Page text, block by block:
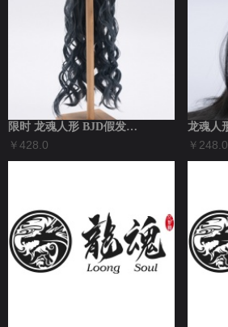
限时 龙魂人形 BJD假发造型发 月下仙...
￥428.0 ￥248.0